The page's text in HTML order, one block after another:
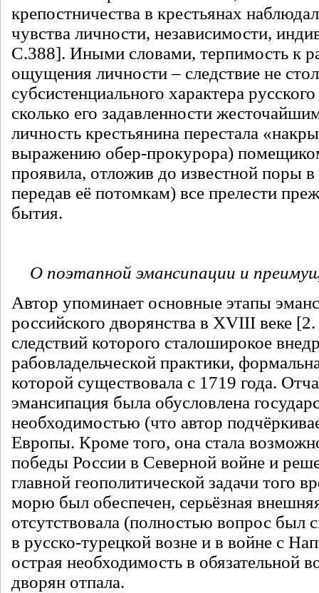
крепостничества в крестьянах
чувства личности, независимости,
С.388]. Иными словами, терпимость к
ощущения личности – следствие не
субсистенциального характера
сколько его задавленности
личность крестьянина перестала
выражению обер-прокурора)
проявила, отложив до известной поры
передав её потомкам) все прелести
бытия.
О поэтапной эмансипации и
Автор упоминает основные этапы
российского дворянства в XVIII веке
следствий которого сталоширокое
рабовладельческой практики,
которой существовала с 1719 года.
эмансипация была обусловлена
необходимостью (что автор
Европы. Кроме того, она стала
победы России в Северной войне и
главной геополитической задачи того
морю был обеспечен, серьёзная
отсутствовала (полностью вопрос был
в русско-турецкой возне и в войне с
острая необходимость в обязательной
дворян отпала.